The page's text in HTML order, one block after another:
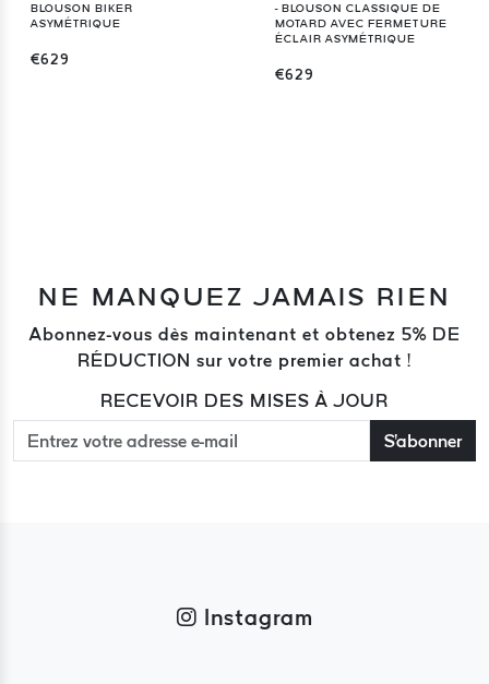
BLOUSON BIKER
ASYMÉTRIQUE
€629
- BLOUSON CLASSIQUE DE
MOTARD AVEC FERMETURE
ÉCLAIR ASYMÉTRIQUE
€629
NE MANQUEZ JAMAIS RIEN
Abonnez-vous dès maintenant et obtenez 5% DE
RÉDUCTION sur votre premier achat !
RECEVOIR DES MISES À JOUR
S'abonner
Instagram